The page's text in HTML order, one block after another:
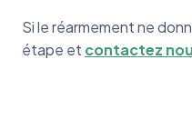
Si le réarmement ne
étape et contactez